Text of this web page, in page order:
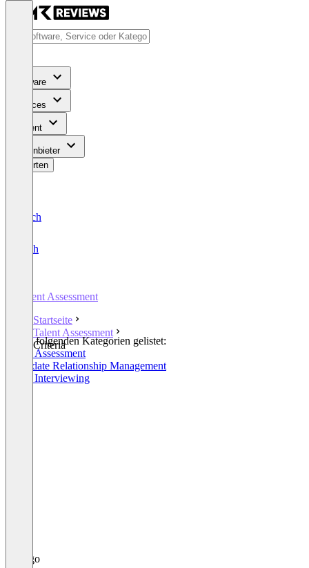
Software
Services
Content
Für Anbieter
Bewerten
Deutsch
English
Talent Assessment
Startseite
Talent Assessment
Criteria
In den folgenden Kategorien gelistet:
Talent Assessment
Candidate Relationship Management
Video Interviewing